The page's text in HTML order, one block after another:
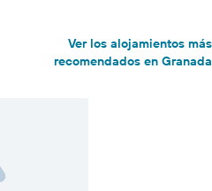
Ver los alojamientos más
recomendados en Granada